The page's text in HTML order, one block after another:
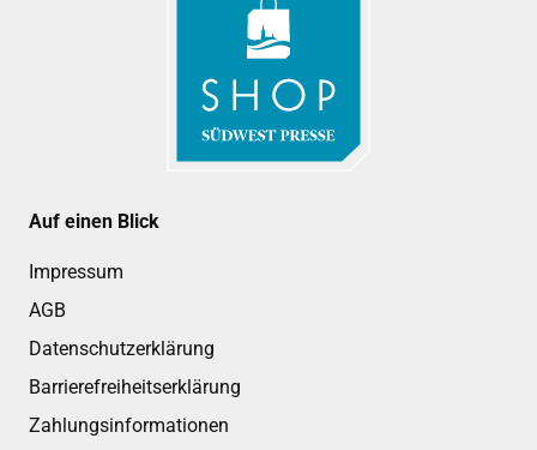
Auf einen Blick
Impressum
AGB
Datenschutzerklärung
Barrierefreiheitserklärung
Zahlungsinformationen